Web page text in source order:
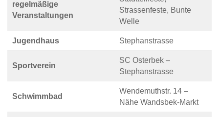
regelmäßige
Veranstaltungen
Strassenfeste, Bunte
Welle
Jugendhaus Stephanstrasse
Sportverein
SC Osterbek –
Stephanstrasse
Schwimmbad
Wendemuthstr. 14 –
Nähe Wandsbek-Markt